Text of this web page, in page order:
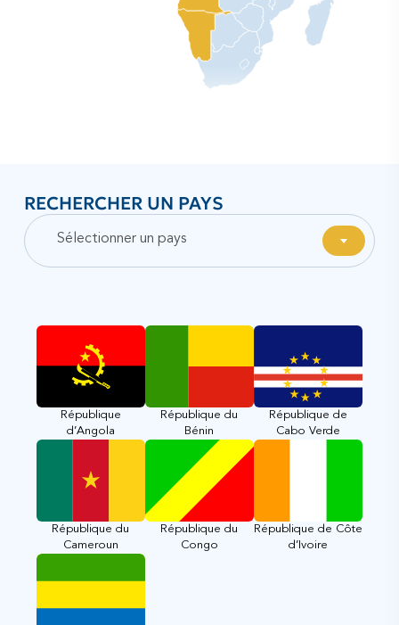
RECHERCHER UN PAYS
Sélectionner un pays
République
d’Angola
République du
Bénin
République de
Cabo Verde
République du
Cameroun
République du
Congo
République de Côte
d’Ivoire